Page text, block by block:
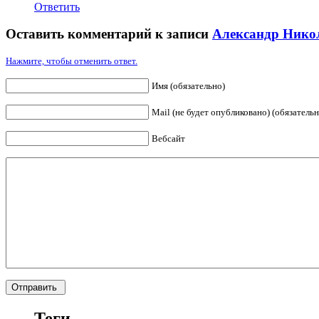
Ответить
Оставить комментарий к записи Александр
Нажмите, чтобы отменить ответ.
Имя (обязательно)
Mail (не будет опубликовано)
Вебсайт